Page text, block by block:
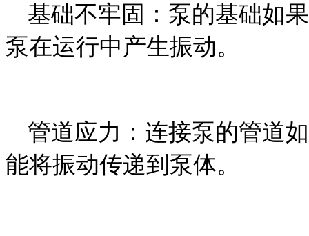
基础不牢固：泵的基础如
泵在运行中产生振动。
管道应力：连接泵的管道
能将振动传递到泵体。